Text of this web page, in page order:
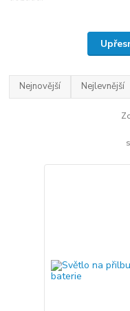
Nejnovější Nejlevnější